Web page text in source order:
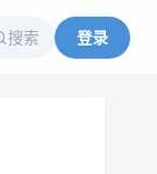
搜索 登录